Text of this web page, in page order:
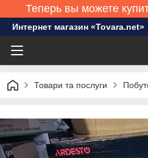
Теперь вы можете
Интернет магазин «Tovara.net»
Товари та послуги